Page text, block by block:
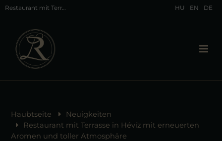
Restaurant mit Terrasse in Hévíz: Die Terrasse des Liget Royal Restaurants wartet auf Sie! HU EN DE
Haubtseite
Neuigkeiten
Restaurant mit Terrasse in Hévíz mit erneuerten
Aromen und toller Atmosphäre